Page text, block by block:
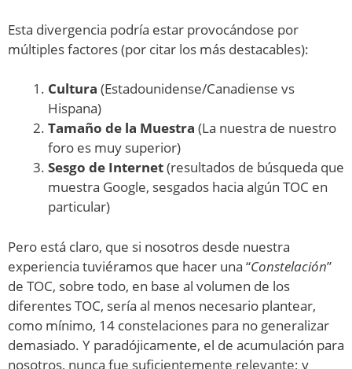
Esta divergencia podría estar provocándose por
múltiples factores (por citar los más destacables):
Cultura (Estadounidense/Canadiense vs
Hispana)
Tamaño de la Muestra (La nuestra de nuestro
foro es muy superior)
Sesgo de Internet(resultados de búsqueda que
muestra Google, sesgados hacia algún TOC en
particular)
Pero está claro, que si nosotros desde nuestra
experiencia tuviéramos que hacer una “Constelación”
de TOC, sobre todo, en base al volumen de los
diferentes TOC, sería al menos necesario plantear,
como mínimo, 14 constelaciones para no generalizar
demasiado. Y paradójicamente, el de acumulación para
nosotros, nunca fue suficientemente relevante; y